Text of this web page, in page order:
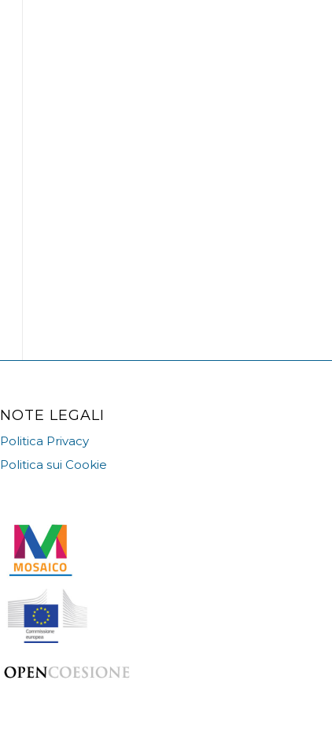
NOTE LEGALI
Politica Privacy
Politica sui Cookie